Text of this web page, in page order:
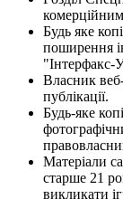
Будь яке
поширення
"Інтерфакс-
Власник
публікації.
Будь-яке
Матеріали
старше 21
викликати